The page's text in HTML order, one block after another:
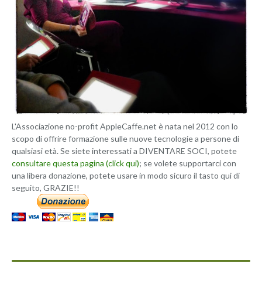
L'Associazione no-profit AppleCaffe.net è nata nel 2012 con lo
scopo di offrire formazione sulle nuove tecnologie a persone di
qualsiasi età. Se siete interessati a DIVENTARE SOCI, potete
consultare questa pagina (click qui); se volete supportarci con
una libera donazione, potete usare in modo sicuro il tasto qui di
seguito, GRAZIE!!